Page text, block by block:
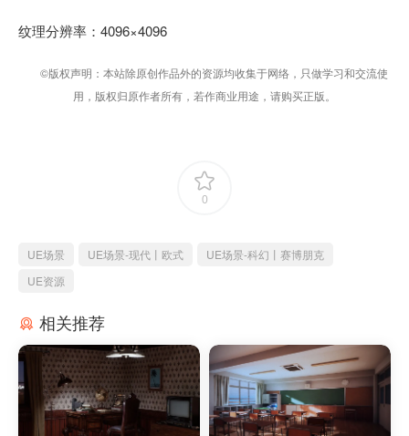
纹理分辨率：4096×4096
©版权声明：本站除原创作品外的资源均收集于网络，只做学习和交流使
用，版权归原作者所有，若作商业用途，请购买正版。
0
UE场景 UE场景-现代丨欧式
UE场景-科幻丨赛博朋克
UE资源
相关推荐